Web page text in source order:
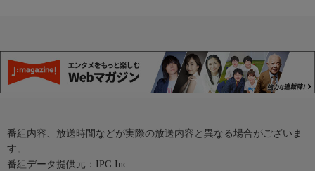
番組内容、放送時間などが実際の放送内容と異なる場合がございま
す。
番組データ提供元：IPG Inc.